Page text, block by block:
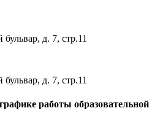
д. 7, стр.11
д. 7, стр.11
работы образовательной